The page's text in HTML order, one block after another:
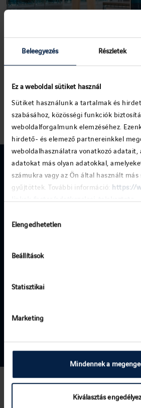
Beleegyezés Részletek
Ez a weboldal sütiket használ
Sütiket használunk a tartalmak és
szabásához, közösségi funkciók
weboldalforgalmunk elemzéséhez.
hirdető- és elemező partnereinkkel
weboldalhasználatra vonatkozó
adatokat más olyan adatokkal,
számukra vagy az Ön által használt
gyűjtöttek. További információ: https://
linkek-footer/adatkezelesi-tajekoztato
kiválasztása
Elengedhetetlen
Beállítások
Statisztikai
Marketing
Mindennek a
Kiválasztás
Szolgáltatások & Létesítmények
Fedezze fel a budapesti repülőtér
a kényelmes és stresszmentes utazáshoz!
AJÁNLATOK